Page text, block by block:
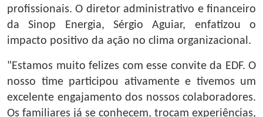
profissionais. O diretor administrativo e financeiro
da Sinop Energia, Sérgio Aguiar, enfatizou o
impacto positivo da ação no clima organizacional.
"Estamos muito felizes com esse convite da EDF. O
nosso time participou ativamente e tivemos um
excelente engajamento dos nossos colaboradores.
Os familiares já se conhecem, trocam experiências,